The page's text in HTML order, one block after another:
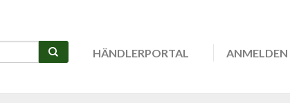
HÄNDLERPORTAL ANMELDEN